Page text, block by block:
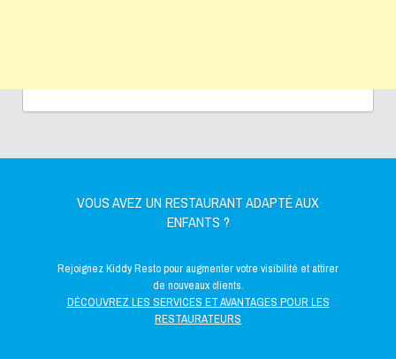
VOUS AVEZ UN RESTAURANT ADAPTÉ AUX
ENFANTS ?
Rejoignez Kiddy Resto pour augmenter votre visibilité et attirer
de nouveaux clients.
DÉCOUVREZ LES SERVICES ET AVANTAGES POUR LES
RESTAURATEURS